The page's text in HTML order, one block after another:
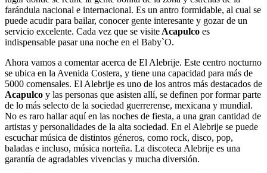
farándula nacional e internacional. Es un antro formidable, al cual se
puede acudir para bailar, conocer gente interesante y gozar de un
servicio excelente. Cada vez que se visite Acapulco es
indispensable pasar una noche en el Baby`O.
Ahora vamos a comentar acerca de El Alebrije. Este centro nocturno
se ubica en la Avenida Costera, y tiene una capacidad para más de
5000 comensales. El Alebrije es uno de los antros más destacados de
Acapulco y las personas que asisten allí, se definen por formar parte
de lo más selecto de la sociedad guerrerense, mexicana y mundial.
No es raro hallar aquí en las noches de fiesta, a una gran cantidad de
artistas y personalidades de la alta sociedad. En el Alebrije se puede
escuchar música de distintos géneros, como rock, disco, pop,
baladas e incluso, música norteña. La discoteca Alebrije es una
garantía de agradables vivencias y mucha diversión.